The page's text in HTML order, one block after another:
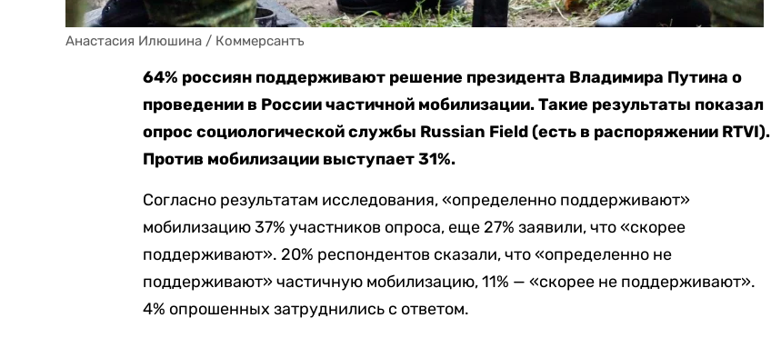
Анастасия Илюшина / Коммерсантъ
64% россиян поддерживают решение президента Владимира Путина о
проведении в России частичной мобилизации. Такие результаты показал
опрос социологической службы Russian Field (есть в распоряжении RTVI).
Против мобилизации выступает 31%.
Согласно результатам исследования, «определенно поддерживают»
мобилизацию 37% участников опроса, еще 27% заявили, что «скорее
поддерживают». 20% респондентов сказали, что «определенно не
поддерживают» частичную мобилизацию, 11% — «скорее не поддерживают».
4% опрошенных затруднились с ответом.